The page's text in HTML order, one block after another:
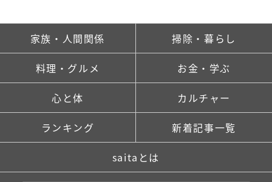
家族・人間関係 掃除・暮らし
料理・グルメ お金・学ぶ
心と体 カルチャー
ランキング 新着記事一覧
saitaとは